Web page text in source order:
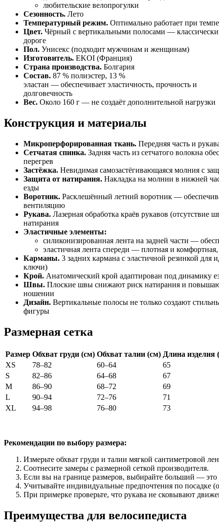
любительские велопрогулки
Сезонность. Лето
Температурный режим. Оптимально работает при
Цвет. Чёрный с вертикальными полосами —
дороге
Пол. Унисекс (подходит мужчинам и женщинам)
Изготовитель. EKOI (Франция)
Страна производства. Болгария
Состав. 87 % полиэстер, 13 %
эластан — обеспечивает эластичность, прочность и
долговечность
Вес. Около 160 г — не создаёт дополнительной нагрузки
Конструкция и материалы
Микроперфорированная ткань. Передняя часть и
Сетчатая спинка. Задняя часть из сетчатого волокна
перегрев
Застёжка. Невидимая самозастёгивающаяся молния с
Защита от натирания. Накладка на молнии в нижней
езды
Воротник. Расклешённый летний воротник —
вентиляцию
Рукава. Лазерная обработка краёв рукавов (отсутствие
натирания
Эластичные элементы:
силиконизированная лента на задней части —
эластичная лента спереди — плотная и комфортная,
Карманы. 3 задних кармана с эластичной резинкой для
ключи)
Крой. Анатомический крой адаптирован под динамику
Швы. Плоские швы снижают риск натирания и
ношении
Дизайн. Вертикальные полосы не только создают
фигуры
Размерная сетка
Размер Обхват груди (см) Обхват талии (см) Длина изделия
XS
78–82 60–64
65
S
82–86 64–68
67
M
86–90 68–72
69
L
90–94 72–76
71
XL
94–98 76–80 73
Рекомендации по выбору размера:
Измерьте обхват груди и талии мягкой сантиметровой
Соотнесите замеры с размерной сеткой производителя.
Если вы на границе размеров, выбирайте больший — это
Учитывайте индивидуальные предпочтения по посадке
При примерке проверьте, что рукава не сковывают
Преимущества для велосипедиста